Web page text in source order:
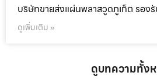
บริษัทขายส่งแผ่นพลาสวูดภูเก็ต รองรั
ดูเพิ่มเติม »
ดูบทความทั้ง